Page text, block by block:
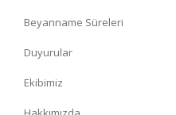
Beyanname Süreleri
Duyurular
Ekibimiz